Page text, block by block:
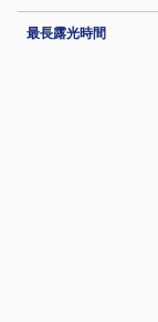
最長露光時間